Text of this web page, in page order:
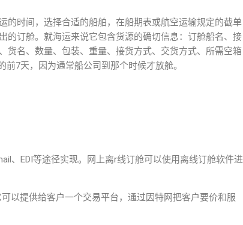
的时间，选择合适的船舶，在船期表或航空运输规定的截单
的订舱。就海运来说它包含货源的确切信息：订舱船名、接
货名、数量、包装、重量、接货方式、交货方式、所需空箱
7天，因为通常船公司到那个时候才放舱。
、EDI等途径实现。网上离r线订舱可以使用离线订舱软件进
以提供给客户一个交易平台，通过因特网把客户要价和服